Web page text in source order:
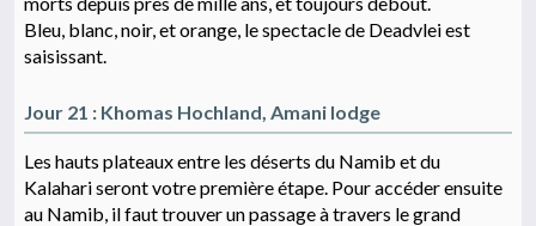
Bleu, blanc, noir, et orange, le spectacle de Deadvlei est
saisissant.
Jour 21 : Khomas Hochland, Amani lodge
Les hauts plateaux entre les déserts du Namib et du
Kalahari seront votre première étape. Pour accéder ensuite
au Namib, il faut trouver un passage à travers le grand